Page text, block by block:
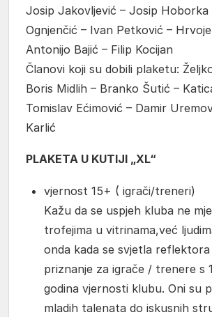
Josip Jakovljević – Josip Hoborka
Ognjenčić – Ivan Petković –
Antonijo Bajić – Filip Kocijan
Članovi koji su dobili plaketu:
Boris Midlih – Branko Šutić –
Tomislav Ećimović – Damir
Karlić
PLAKETA U KUTIJI „XL“
vjernost 15+ ( igrači/treneri)
Kažu da se uspjeh kluba ne
trofejima u vitrinama,već
onda kada se svjetla reflektora
priznanje za igrače / trenere s
godina vjernosti klubu. Oni su
mladih talenata do iskusnih